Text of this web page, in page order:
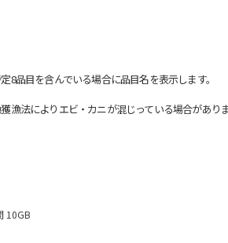
品目を含んでいる場合に品目名を表示します。
法によりエビ・カニが混じっている場合があり
10GB